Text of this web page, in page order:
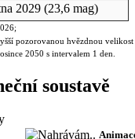
2029(23,6 mag)
pozorovanou hvězdnou velikost
2050 s intervalem 1 den.
soustavě